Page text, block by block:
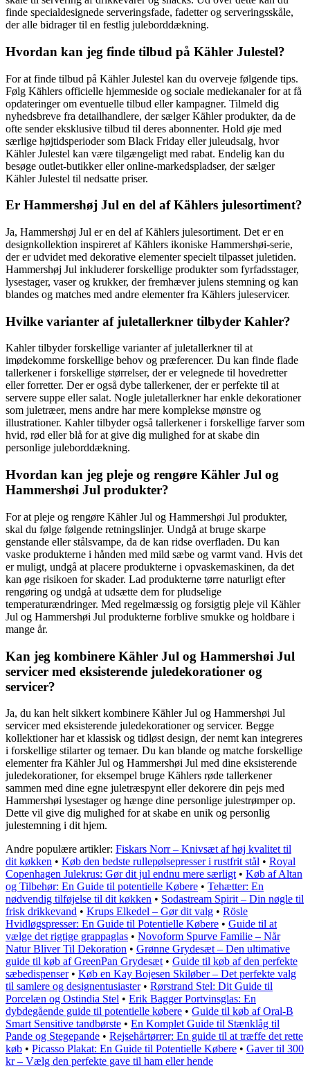
finde specialdesignede serveringsfade, fadetter og serveringsskåle,
der alle bidrager til en festlig juleborddækning.
Hvordan kan jeg finde tilbud på Kähler Julestel?
For at finde tilbud på Kähler Julestel kan du overveje følgende tips.
Følg Kählers officielle hjemmeside og sociale mediekanaler for at få
opdateringer om eventuelle tilbud eller kampagner. Tilmeld dig
nyhedsbreve fra detailhandlere, der sælger Kähler produkter, da de
ofte sender eksklusive tilbud til deres abonnenter. Hold øje med
særlige højtidsperioder som Black Friday eller juleudsalg, hvor
Kähler Julestel kan være tilgængeligt med rabat. Endelig kan du
besøge outlet-butikker eller online-markedspladser, der sælger
Kähler Julestel til nedsatte priser.
Er Hammershøj Jul en del af Kählers julesortiment?
Ja, Hammershøj Jul er en del af Kählers julesortiment. Det er en
designkollektion inspireret af Kählers ikoniske Hammershøi-serie,
der er udvidet med dekorative elementer specielt tilpasset juletiden.
Hammershøj Jul inkluderer forskellige produkter som fyrfadsstager,
lysestager, vaser og krukker, der fremhæver julens stemning og kan
blandes og matches med andre elementer fra Kählers juleservicer.
Hvilke varianter af juletallerkner tilbyder Kahler?
Kahler tilbyder forskellige varianter af juletallerkner til at
imødekomme forskellige behov og præferencer. Du kan finde flade
tallerkener i forskellige størrelser, der er velegnede til hovedretter
eller forretter. Der er også dybe tallerkener, der er perfekte til at
servere suppe eller salat. Nogle juletallerkner har enkle dekorationer
som juletræer, mens andre har mere komplekse mønstre og
illustrationer. Kahler tilbyder også tallerkener i forskellige farver som
hvid, rød eller blå for at give dig mulighed for at skabe din
personlige juleborddækning.
Hvordan kan jeg pleje og rengøre Kähler Jul og
Hammershøi Jul produkter?
For at pleje og rengøre Kähler Jul og Hammershøi Jul produkter,
skal du følge følgende retningslinjer. Undgå at bruge skarpe
genstande eller stålsvampe, da de kan ridse overfladen. Du kan
vaske produkterne i hånden med mild sæbe og varmt vand. Hvis det
er muligt, undgå at placere produkterne i opvaskemaskinen, da det
kan øge risikoen for skader. Lad produkterne tørre naturligt efter
rengøring og undgå at udsætte dem for pludselige
temperaturændringer. Med regelmæssig og forsigtig pleje vil Kähler
Jul og Hammershøi Jul produkterne forblive smukke og holdbare i
mange år.
Kan jeg kombinere Kähler Jul og Hammershøi Jul
servicer med eksisterende juledekorationer og
servicer?
Ja, du kan helt sikkert kombinere Kähler Jul og Hammershøi Jul
servicer med eksisterende juledekorationer og servicer. Begge
kollektioner har et klassisk og tidløst design, der nemt kan integreres
i forskellige stilarter og temaer. Du kan blande og matche forskellige
elementer fra Kähler Jul og Hammershøi Jul med dine eksisterende
juledekorationer, for eksempel bruge Kählers røde tallerkener
sammen med dine egne juletræspynt eller dekorere din pejs med
Hammershøi lysestager og hænge dine personlige julestrømper op.
Dette vil give dig mulighed for at skabe en unik og personlig
julestemning i dit hjem.
Andre populære artikler: Fiskars Norr – Knivsæt af høj kvalitet til
dit køkken • Køb den bedste rullepølsepresser i rustfrit stål • Royal
Copenhagen Julekrus: Gør dit jul endnu mere særligt • Køb af Altan
og Tilbehør: En Guide til potentielle Købere • Tehætter: En
nødvendig tilføjelse til dit køkken • Sodastream Spirit – Din nøgle til
frisk drikkevand • Krups Elkedel – Gør dit valg • Rösle
Hvidløgspresser: En Guide til Potentielle Købere • Guide til at
vælge det rigtige grappaglas • Novoform Spurve Familie – Når
Natur Bliver Til Dekoration • Grønne Grydesæt – Den ultimative
guide til køb af GreenPan Grydesæt • Guide til køb af den perfekte
sæbedispenser• Køb en Kay Bojesen Skiløber – Det perfekte valg
til samlere og designentusiaster• Rørstrand Stel: Dit Guide til
Porcelæn og Ostindia Stel • Erik Bagger Portvinsglas: En
dybdegående guide til potentielle købere • Guide til køb af Oral-B
Smart Sensitive tandbørste • En Komplet Guide til Stænklåg til
Pande og Stegepande • Rejsehårtørrer: En guide til at træffe det rette
køb • Picasso Plakat: En Guide til Potentielle Købere • Gaver til 300
kr – Vælg den perfekte gave til ham eller hende